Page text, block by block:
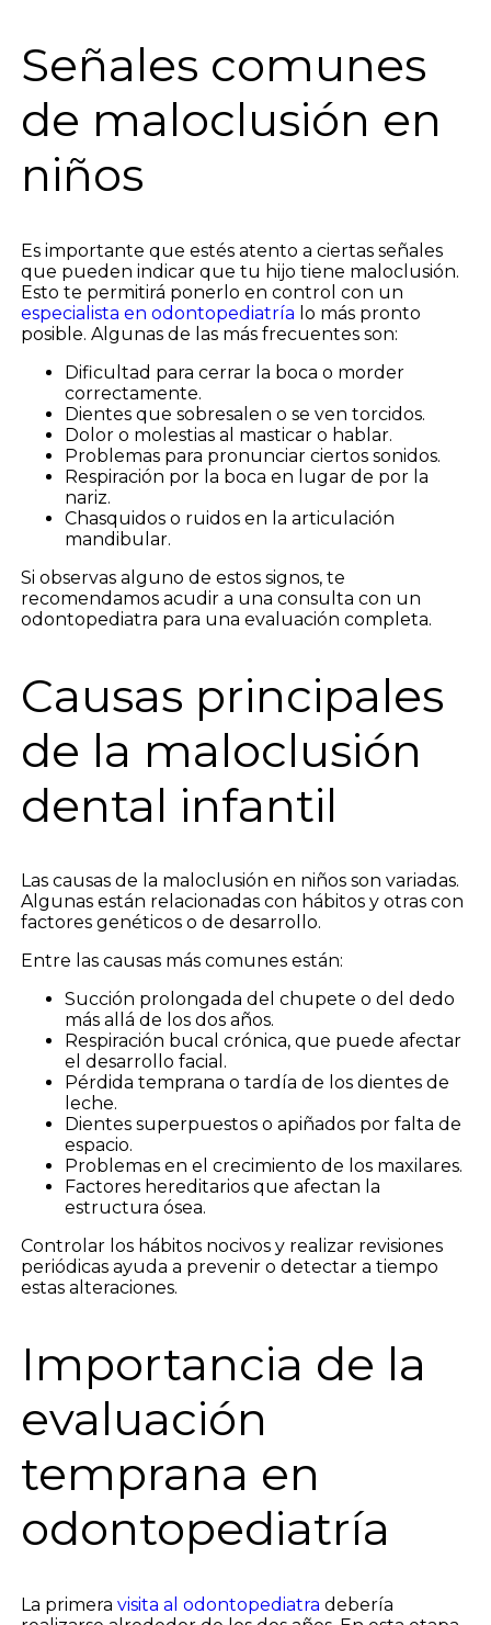
Señales comunes
de maloclusión en
niños
Es importante que estés atento a ciertas señales
que pueden indicar que tu hijo tiene maloclusión.
Esto te permitirá ponerlo en control con un
especialista en odontopediatría lo más pronto
posible. Algunas de las más frecuentes son:
Dificultad para cerrar la boca o morder
correctamente.
Dientes que sobresalen o se ven torcidos.
Dolor o molestias al masticar o hablar.
Problemas para pronunciar ciertos sonidos.
Respiración por la boca en lugar de por la
nariz.
Chasquidos o ruidos en la articulación
mandibular.
Si observas alguno de estos signos, te
recomendamos acudir a una consulta con un
odontopediatra para una evaluación completa.
Causas principales
de la maloclusión
dental infantil
Las causas de la maloclusión en niños son variadas.
Algunas están relacionadas con hábitos y otras con
factores genéticos o de desarrollo.
Entre las causas más comunes están:
Succión prolongada del chupete o del dedo
más allá de los dos años.
Respiración bucal crónica, que puede afectar
el desarrollo facial.
Pérdida temprana o tardía de los dientes de
leche.
Dientes superpuestos o apiñados por falta de
espacio.
Problemas en el crecimiento de los maxilares.
Factores hereditarios que afectan la
estructura ósea.
Controlar los hábitos nocivos y realizar revisiones
periódicas ayuda a prevenir o detectar a tiempo
estas alteraciones.
Importancia de la
evaluación
temprana en
odontopediatría
La primera visita al odontopediatra debería